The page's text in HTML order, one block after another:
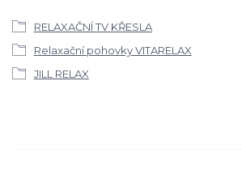
RELAXAČNÍ TV KŘESLA
Relaxační pohovky VITARELAX
JILL RELAX